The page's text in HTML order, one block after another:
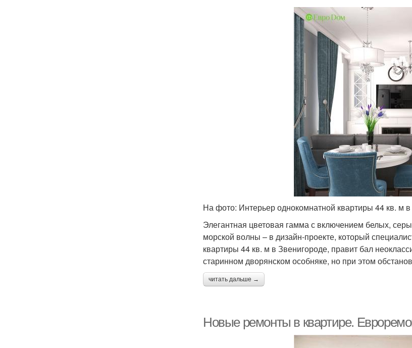
На фото: Интерьер однокомнатной квартиры 44 кв. м в
Элегантная цветовая гамма с включением белых,
морской волны – в дизайн-проекте, который
квартиры 44 кв. м в Звенигороде, правит бал
старинном дворянском особняке, но при этом
читать дальше →
Новые ремонты в квартире.